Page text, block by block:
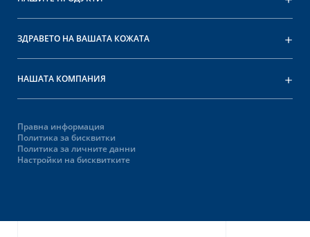
ЗДРАВЕТО НА ВАШАТА КОЖАТА
НАШАТА КОМПАНИЯ
Правна информация
Политика за бисквитки
Политика за личните данни
Настройки на бисквитките